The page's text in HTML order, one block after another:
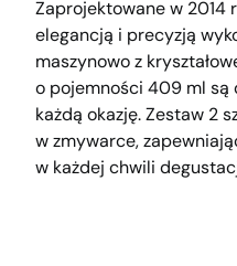
Zaprojektowane w 2014
elegancją i precyzją
maszynowo z
o pojemności 409 ml są
każdą okazję. Zestaw 2
w zmywarce,
w każdej chwili